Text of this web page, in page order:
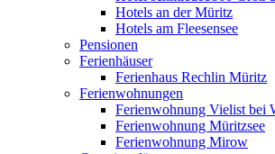
Hotels an der Müritz
Hotels am Fleesensee
Pensionen
Ferienhäuser
Ferienhaus Rechlin Müritz
Ferienwohnungen
Ferienwohnung Vielist bei
Ferienwohnung Müritzsee
Ferienwohnung Mirow